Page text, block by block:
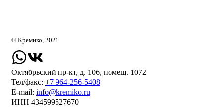
© Кремико, 2021
Октябрьский пр-кт, д. 106, помещ. 1072
Тел/факс: +7 964-256-5408
Е-mail: info@kremiko.ru
ИНН 434599527670